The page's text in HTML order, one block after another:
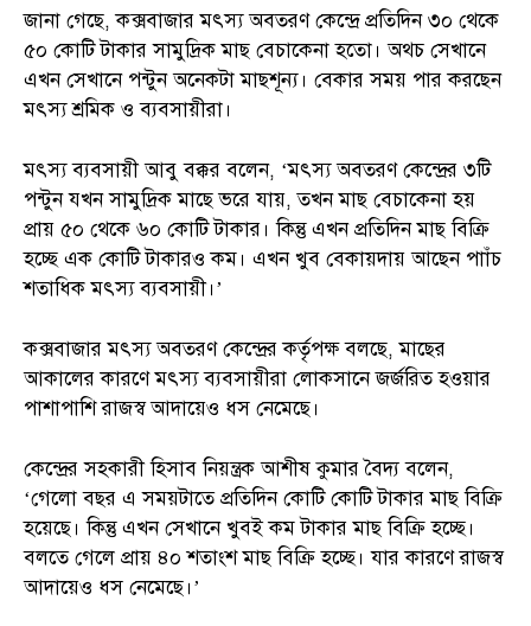
জানা গেছে, কক্সবাজার মৎস্য অবতরণ কেন্দ্রে প্রতিদিন ৩০ থেকে
৫০ কোটি টাকার সামুদ্রিক মাছ বেচাকেনা হতো। অথচ সেখানে
এখন সেখানে পন্টুন অনেকটা মাছশূন্য। বেকার সময় পার করছেন
মৎস্য শ্রমিক ও ব্যবসায়ীরা।
মৎস্য ব্যবসায়ী আবু বক্কর বলেন, ‘মৎস্য অবতরণ কেন্দ্রের ৩টি
পন্টুন যখন সামুদ্রিক মাছে ভরে যায়, তখন মাছ বেচাকেনা হয়
প্রায় ৫০ থেকে ৬০ কোটি টাকার। কিন্তু এখন প্রতিদিন মাছ বিক্রি
হচ্ছে এক কোটি টাকারও কম। এখন খুব বেকায়দায় আছেন পাাঁচ
শতাধিক মৎস্য ব্যবসায়ী।’
কক্সবাজার মৎস্য অবতরণ কেন্দ্রের কর্তৃপক্ষ বলছে, মাছের
আকালের কারণে মৎস্য ব্যবসায়ীরা লোকসানে জর্জরিত হওয়ার
পাশাপাশি রাজস্ব আদায়েও ধস নেমেছে।
কেন্দ্রের সহকারী হিসাব নিয়ন্ত্রক আশীষ কুমার বৈদ্য বলেন,
‘গেলো বছর এ সময়টাতে প্রতিদিন কোটি কোটি টাকার মাছ বিক্রি
হয়েছে। কিন্তু এখন সেখানে খুবই কম টাকার মাছ বিক্রি হচ্ছে।
বলতে গেলে প্রায় ৪০ শতাংশ মাছ বিক্রি হচ্ছে। যার কারণে রাজস্ব
আদায়েও ধস নেমেছে।’